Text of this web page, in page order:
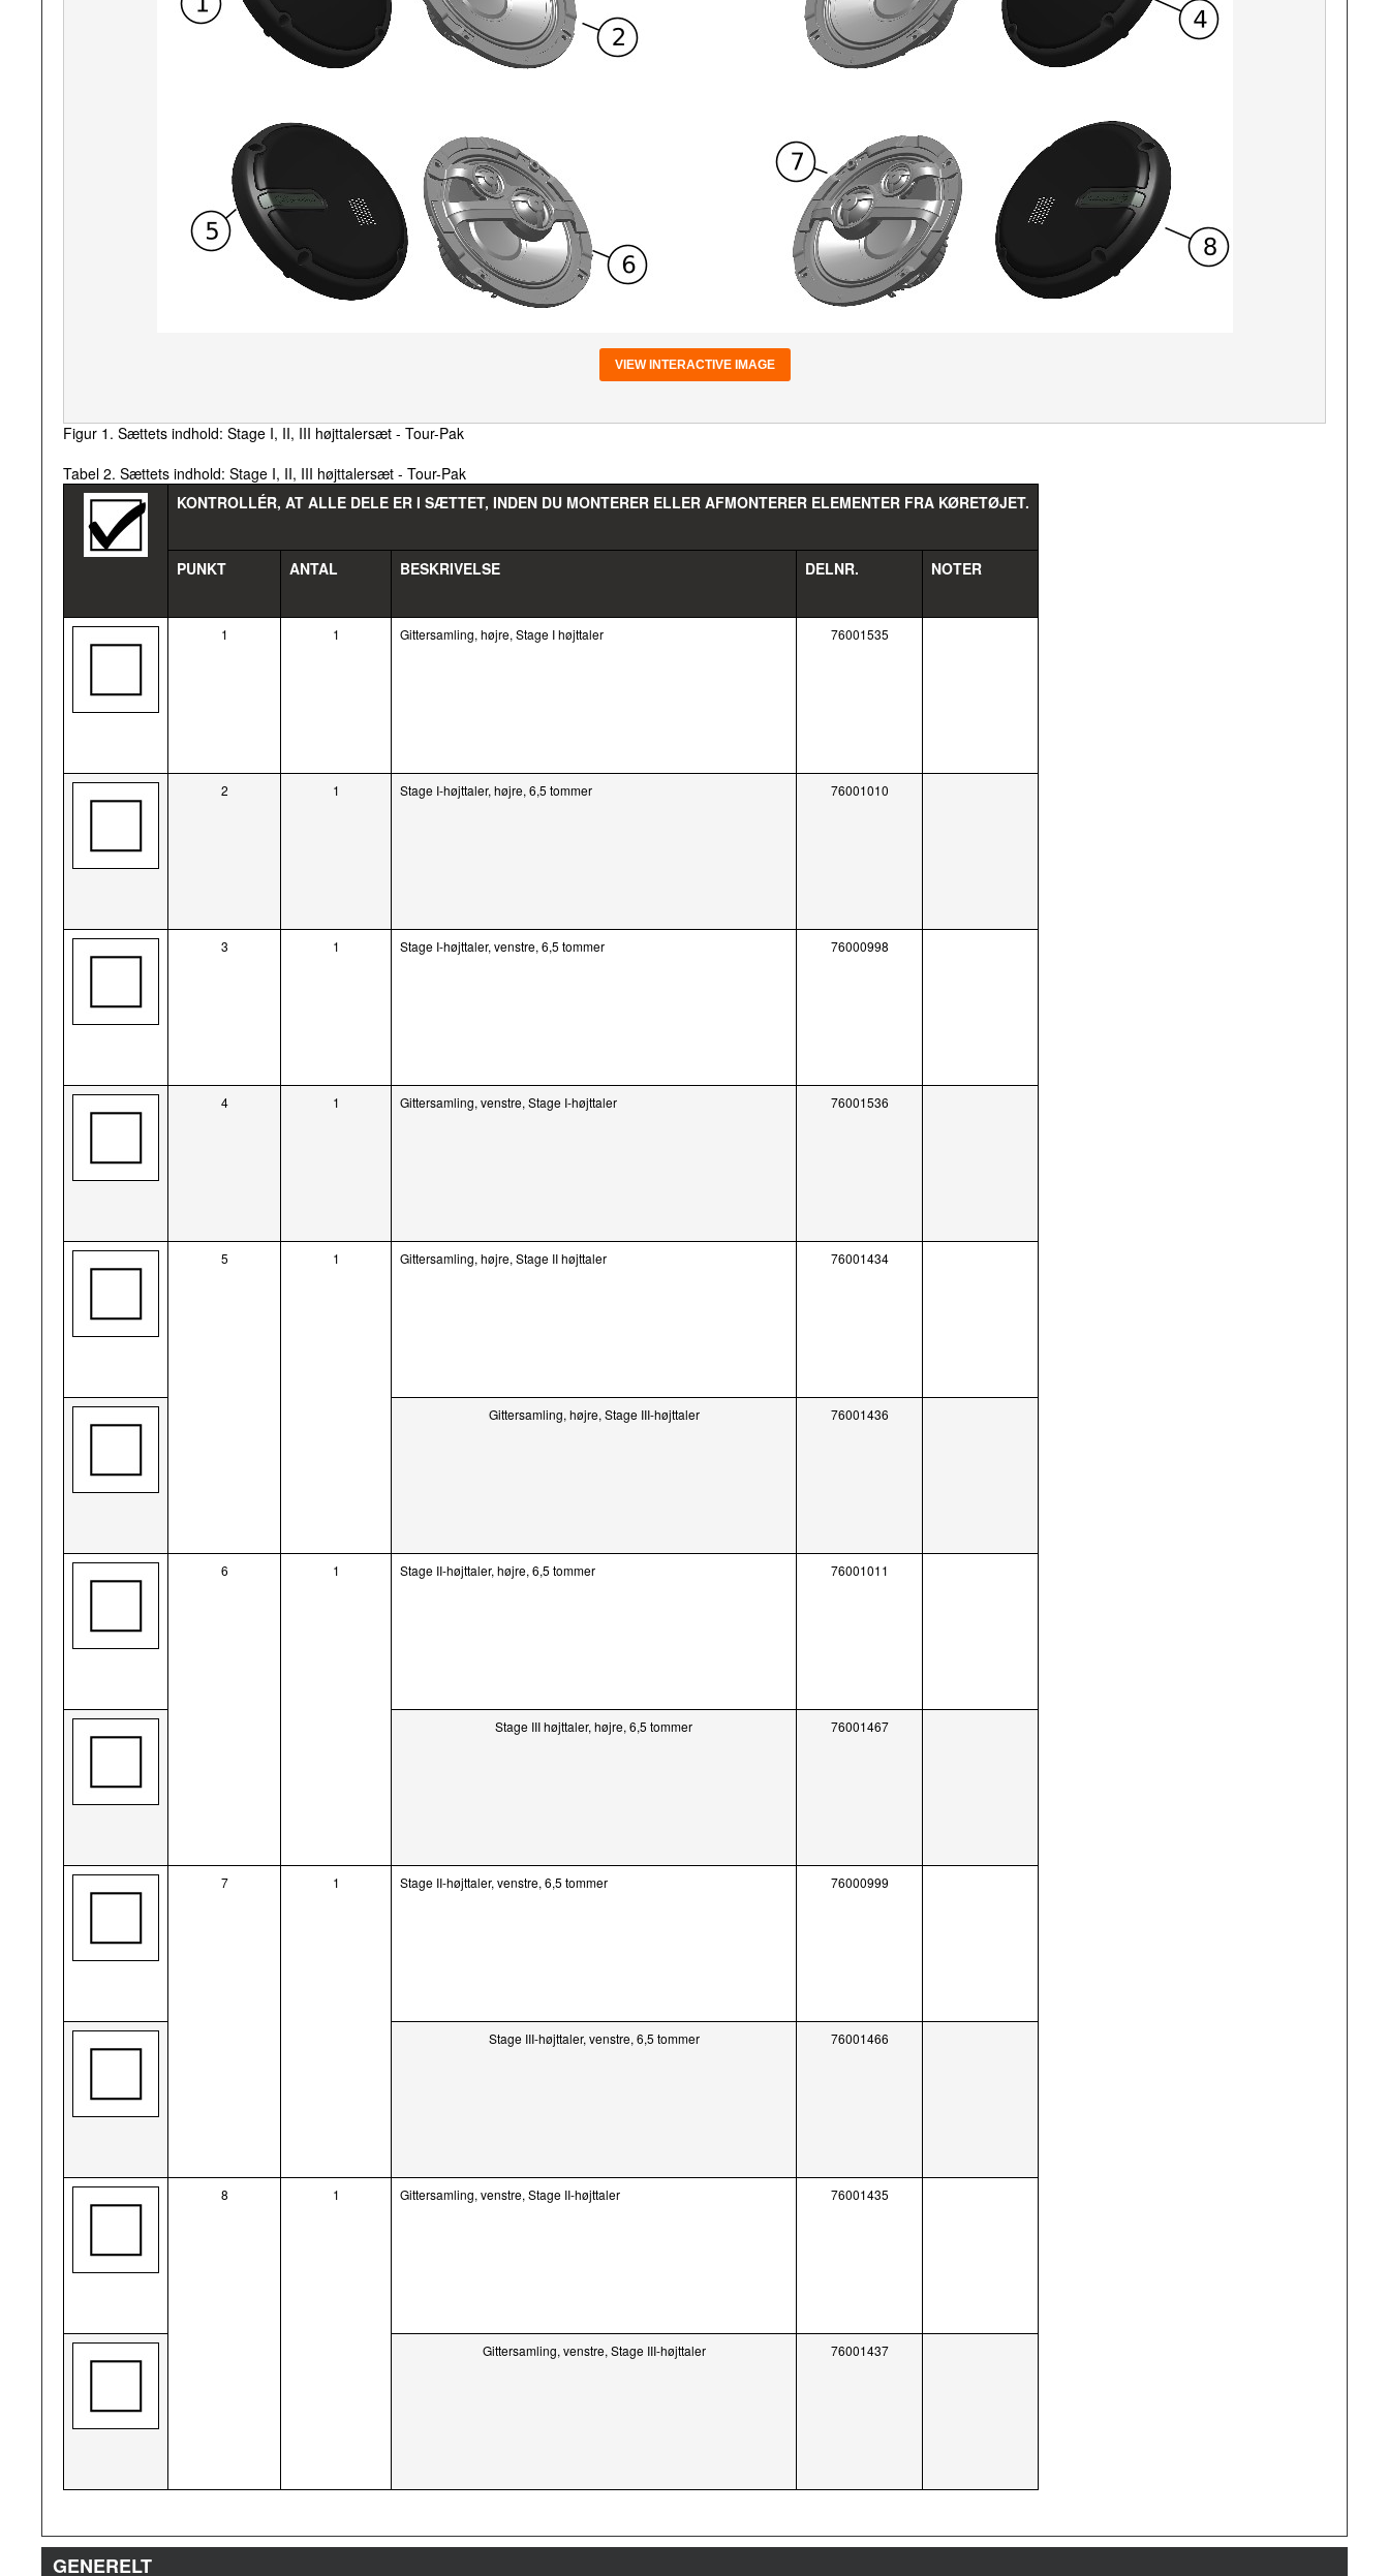
VIEW INTERACTIVE IMAGE
Figur 1. Sættets indhold: Stage I, II, III højttalersæt - Tour-Pak
Tabel 2. Sættets indhold: Stage I, II, III højttalersæt - Tour-Pak
KONTROLLÉR, AT ALLE DELE ER I SÆTTET, INDEN DU MONTERER ELLER AFMONTERER ELEMENTER FRA KØRETØJET.
PUNKT ANTAL BESKRIVELSE DELNR. NOTER
1 1 Gittersamling, højre, Stage I højttaler 76001535
2 1 Stage I-højttaler, højre, 6,5 tommer 76001010
3 1 Stage I-højttaler, venstre, 6,5 tommer 76000998
4 1 Gittersamling, venstre, Stage I-højttaler 76001536
5 1 Gittersamling, højre, Stage II højttaler 76001434
Gittersamling, højre, Stage III-højttaler 76001436
6 1 Stage II-højttaler, højre, 6,5 tommer 76001011
Stage III højttaler, højre, 6,5 tommer 76001467
7 1 Stage II-højttaler, venstre, 6,5 tommer 76000999
Stage III-højttaler, venstre, 6,5 tommer 76001466
8 1 Gittersamling, venstre, Stage II-højttaler 76001435
Gittersamling, venstre, Stage III-højttaler 76001437
GENERELT